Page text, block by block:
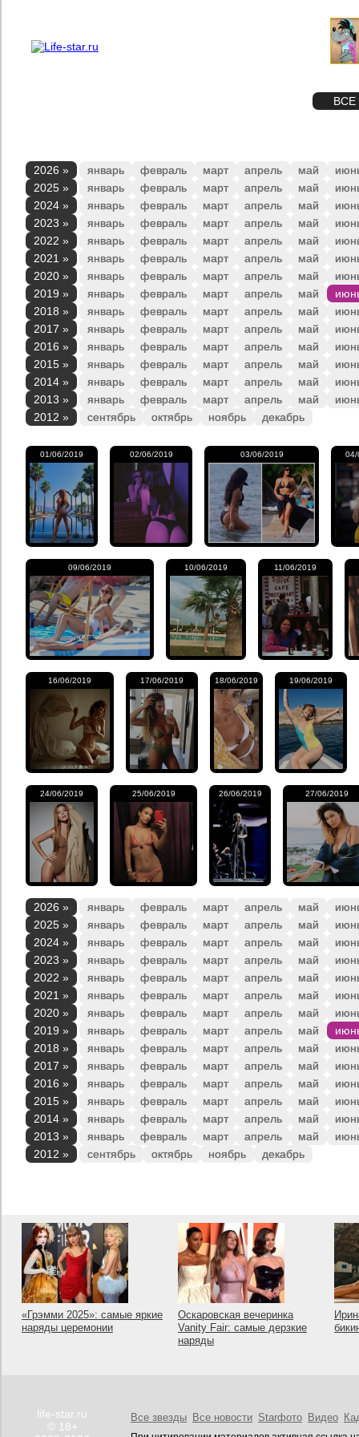
ВСЕ
2026 » январь февраль март апрель май
2025 »
январь февраль март апрель май
2024 »
январь февраль март апрель май
2023 »
январь февраль март апрель май
2022 »
январь февраль март апрель май
2021 »
январь февраль март апрель май
2020 »
январь февраль март апрель май
2019 »
январь февраль март апрель май
2018 »
январь февраль март апрель май
2017 »
январь февраль март апрель май
2016 »
январь февраль март апрель май
2015 »
январь февраль март апрель май
2014 »
январь февраль март апрель май
2013 »
январь февраль март апрель май
2012 »
сентябрь октябрь ноябрь декабрь
01/06/2019 02/06/2019 03/06/2019 04/
09/06/2019 10/06/2019 11/06/2019
16/06/2019 17/06/2019 18/06/2019 19/06/2019
24/06/2019 25/06/2019 26/06/2019 27/06/2019
2026 » январь февраль март апрель май
2025 »
январь февраль март апрель май
2024 »
январь февраль март апрель май
2023 »
январь февраль март апрель май
2022 »
январь февраль март апрель май
2021 »
январь февраль март апрель май
2020 »
январь февраль март апрель май
2019 »
январь февраль март апрель май
2018 »
январь февраль март апрель май
2017 »
январь февраль март апрель май
2016 »
январь февраль март апрель май
2015 »
январь февраль март апрель май
2014 »
январь февраль март апрель май
2013 »
январь февраль март апрель май
2012 »
сентябрь октябрь ноябрь декабрь
«Грэмми 2025»: самые яркие
наряды церемонии
Оскаровская вечеринка
Vanity Fair: самые дерзкие
наряды
life-star.ru
© 18+
Все звезды Все новости Starфото Видео